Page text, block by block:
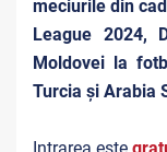
meciurile din
League 2024,
Moldovei la
Turcia și Arabia